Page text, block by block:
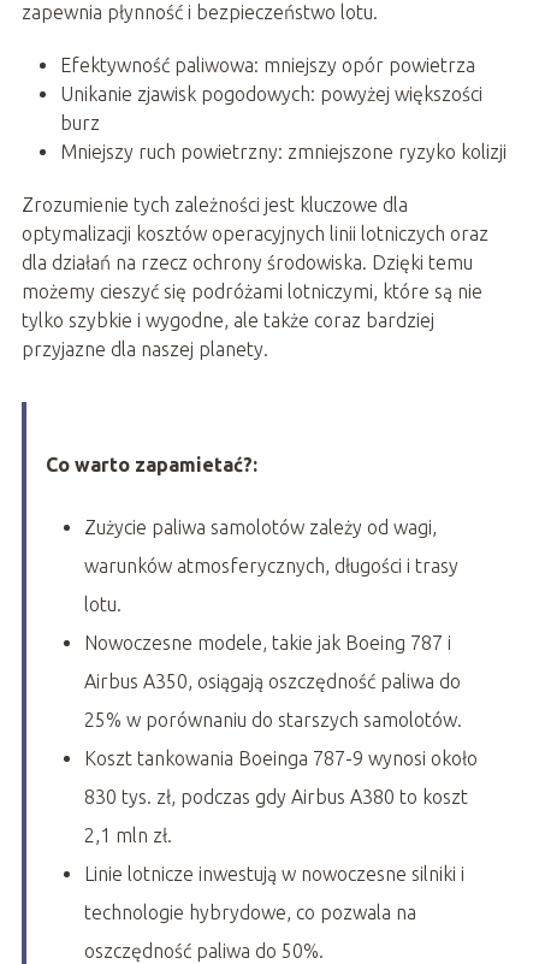
zapewnia płynność i bezpieczeństwo lotu.
Efektywność paliwowa: mniejszy opór powietrza
Unikanie zjawisk pogodowych: powyżej większości
burz
Mniejszy ruch powietrzny: zmniejszone ryzyko kolizji
Zrozumienie tych zależności jest kluczowe dla
optymalizacji kosztów operacyjnych linii lotniczych oraz
dla działań na rzecz ochrony środowiska. Dzięki temu
możemy cieszyć się podróżami lotniczymi, które są nie
tylko szybkie i wygodne, ale także coraz bardziej
przyjazne dla naszej planety.
Co warto zapamietać?:
Zużycie paliwa samolotów zależy od wagi,
warunków atmosferycznych, długości i trasy
lotu.
Nowoczesne modele, takie jak Boeing 787 i
Airbus A350, osiągają oszczędność paliwa do
25% w porównaniu do starszych samolotów.
Koszt tankowania Boeinga 787-9 wynosi około
830 tys. zł, podczas gdy Airbus A380 to koszt
2,1 mln zł.
Linie lotnicze inwestują w nowoczesne silniki i
technologie hybrydowe, co pozwala na
oszczędność paliwa do 50%.